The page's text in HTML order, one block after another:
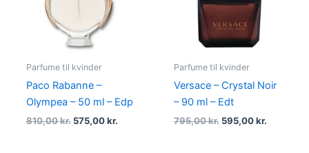
Parfume til kvinder
Paco Rabanne –
Olympea – 50 ml – Edp
810,00kr. 575,00kr.
Parfume til kvinder
Versace – Crystal Noir
– 90 ml – Edt
795,00kr. 595,00kr.